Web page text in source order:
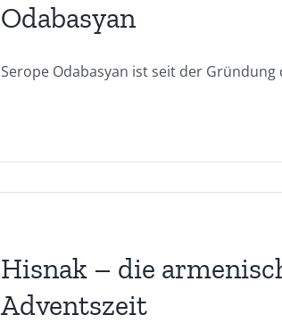
Odabasyan
Serope Odabasyan ist seit der Gründung
Hisnak – die
Adventszeit